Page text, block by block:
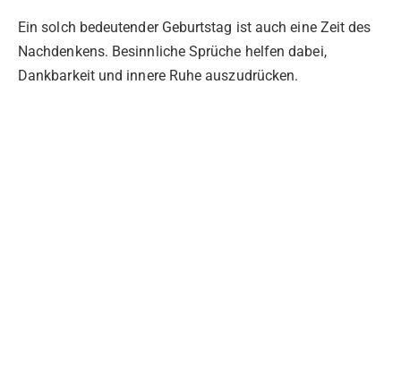
Ein solch bedeutender Geburtstag ist auch eine Zeit des
Nachdenkens. Besinnliche Sprüche helfen dabei,
Dankbarkeit und innere Ruhe auszudrücken.